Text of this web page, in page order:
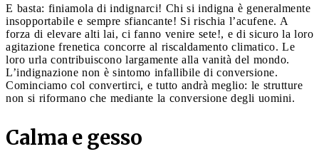
E basta: finiamola di indignarci! Chi si indigna è generalmente
insopportabile e sempre sfiancante! Si rischia l’acufene. A
forza di elevare alti lai, ci fanno venire sete!, e di sicuro la loro
agitazione frenetica concorre al riscaldamento climatico. Le
loro urla contribuiscono largamente alla vanità del mondo.
L’indignazione non è sintomo infallibile di conversione.
Cominciamo col convertirci, e tutto andrà meglio: le strutture
non si riformano che mediante la conversione degli uomini.
Calma e gesso